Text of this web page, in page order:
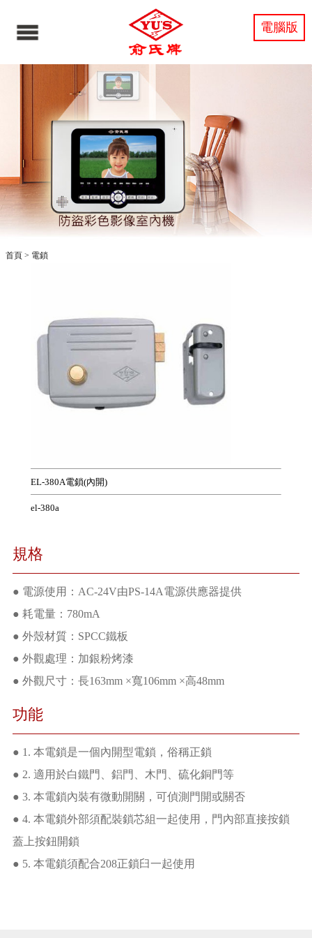
電腦版
首頁 > 電鎖
EL-380A電鎖(內開)
el-380a
規格
● 電源使用：AC-24V由PS-14A電源供應器提供
● 耗電量：780mA
● 外殼材質：SPCC鐵板
● 外觀處理：加銀粉烤漆
● 外觀尺寸：長163mm ×寬106mm ×高48mm
功能
● 1. 本電鎖是一個內開型電鎖，俗稱正鎖
● 2. 適用於白鐵門、鋁門、木門、硫化銅門等
● 3. 本電鎖內裝有微動開關，可偵測門開或關否
● 4. 本電鎖外部須配裝鎖芯組一起使用，門內部直接按鎖
蓋上按鈕開鎖
● 5. 本電鎖須配合208正鎖臼一起使用